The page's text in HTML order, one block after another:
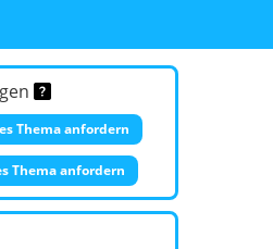
Thema anfordern
Thema anfordern